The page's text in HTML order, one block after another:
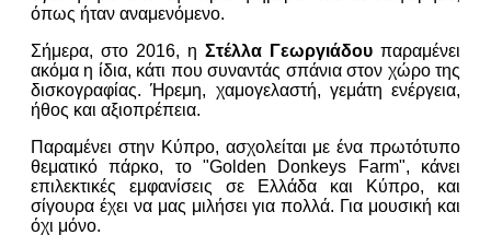
όπως ήταν αναμενόμενο.
Σήμερα, στο 2016, η Στέλλα Γεωργιάδου παραμένει
ακόμα η ίδια, κάτι που συναντάς σπάνια στον χώρο της
δισκογραφίας. Ήρεμη, χαμογελαστή, γεμάτη ενέργεια,
ήθος και αξιοπρέπεια.
Παραμένει στην Κύπρο, ασχολείται με ένα πρωτότυπο
θεματικό πάρκο, το "Golden Donkeys Farm", κάνει
επιλεκτικές εμφανίσεις σε Ελλάδα και Κύπρο, και
σίγουρα έχει να μας μιλήσει για πολλά. Για μουσική και
όχι μόνο.